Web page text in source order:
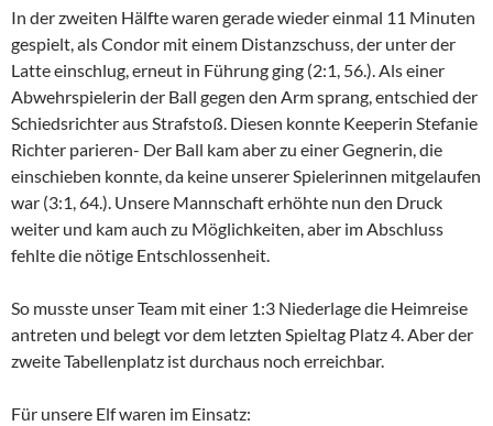
In der zweiten Hälfte waren gerade wieder einmal 11 Minuten
gespielt, als Condor mit einem Distanzschuss, der unter der
Latte einschlug, erneut in Führung ging (2:1, 56.). Als einer
Abwehrspielerin der Ball gegen den Arm sprang, entschied der
Schiedsrichter aus Strafstoß. Diesen konnte Keeperin Stefanie
Richter parieren- Der Ball kam aber zu einer Gegnerin, die
einschieben konnte, da keine unserer Spielerinnen mitgelaufen
war (3:1, 64.). Unsere Mannschaft erhöhte nun den Druck
weiter und kam auch zu Möglichkeiten, aber im Abschluss
fehlte die nötige Entschlossenheit.
So musste unser Team mit einer 1:3 Niederlage die Heimreise
antreten und belegt vor dem letzten Spieltag Platz 4. Aber der
zweite Tabellenplatz ist durchaus noch erreichbar.
Für unsere Elf waren im Einsatz: